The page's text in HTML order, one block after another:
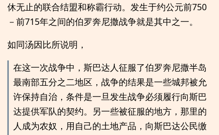
休无止的联合结盟和称霸行动。发生于约公元前750
－前715年之间的伯罗奔尼撒战争就是其中之一。
如同汤因比所说明，
在这一次战争中，斯巴达人征服了伯罗奔尼撒半岛
最南部五分之二地区，战争的结果是一些城邦被允
许保持自治，条件是一旦发生战争必须履行向斯巴
达提供军队的契约。另一些被征服的地方，那里的
人成为农奴，用自己的土地产品，向斯巴达公民缴